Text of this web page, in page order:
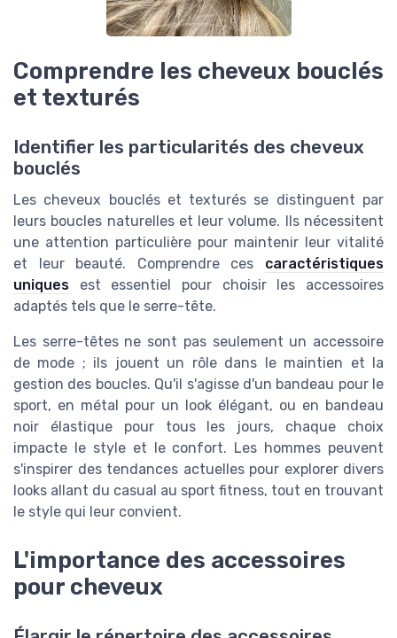
Comprendre les cheveux bouclés
et texturés
Identifier les particularités des cheveux
bouclés
Les cheveux bouclés et texturés se distinguent par
leurs boucles naturelles et leur volume. Ils nécessitent
une attention particulière pour maintenir leur vitalité
et leur beauté. Comprendre ces caractéristiques
uniques est essentiel pour choisir les accessoires
adaptés tels que le serre-tête.
Les serre-têtes ne sont pas seulement un accessoire
de mode ; ils jouent un rôle dans le maintien et la
gestion des boucles. Qu'il s'agisse d'un bandeau pour le
sport, en métal pour un look élégant, ou en bandeau
noir élastique pour tous les jours, chaque choix
impacte le style et le confort. Les hommes peuvent
s'inspirer des tendances actuelles pour explorer divers
looks allant du casual au sport fitness, tout en trouvant
le style qui leur convient.
L'importance des accessoires
pour cheveux